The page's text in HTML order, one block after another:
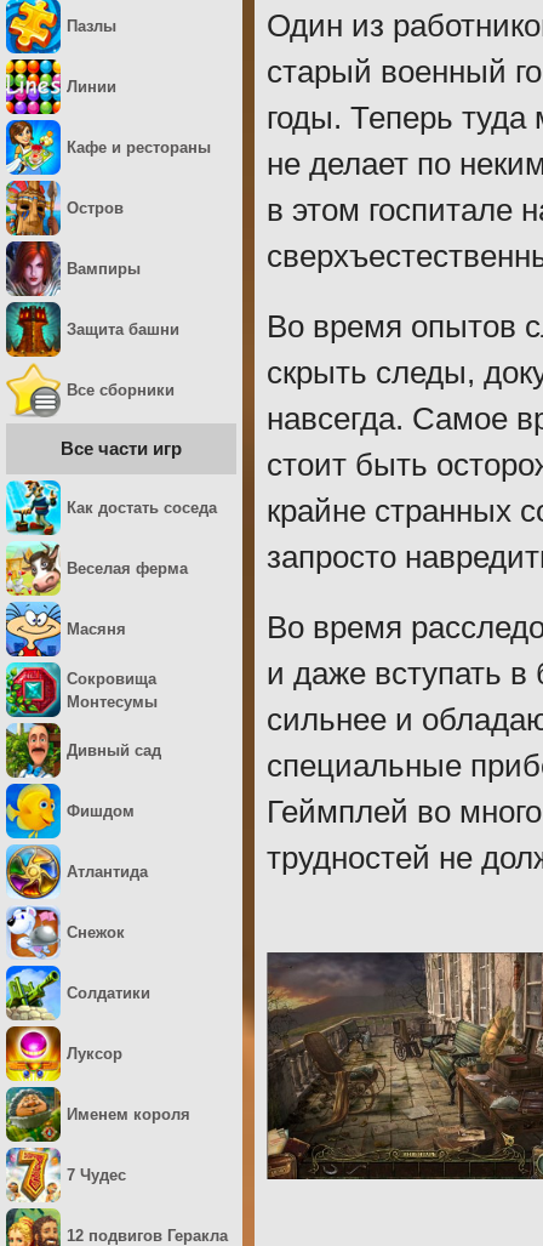
Один из
старый военный
годы. Теперь туда
не делает по
в этом госпитале
Во время опытов
скрыть следы,
навсегда. Самое
стоит быть
крайне странных
запросто
Во время
и даже вступать в
сильнее и
специальные
Геймплей во
трудностей не
Пазлы
Линии
Кафе и рестораны
Остров
Вампиры
Защита башни
Все сборники
Все части игр
Как достать соседа
Веселая ферма
Масяня
Сокровища
Монтесумы
Дивный сад
Фишдом
Атлантида
Снежок
Солдатики
Луксор
Именем короля
7 Чудес
12 подвигов Геракла